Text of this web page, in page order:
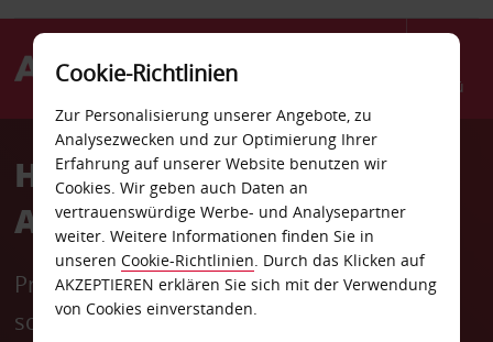
Menü
Holen Sie mehr aus Ihrer
Autoanmietung mit Avis
Profitieren Sie von kostenloser Stornierung,
schnellem Service, einem gratis
Cookie-Richtlinien
Zur Personalisierung unserer Angebote, zu
Analysezwecken und zur Optimierung Ihrer
Erfahrung auf unserer Website benutzen wir
Cookies. Wir geben auch Daten an
vertrauenswürdige Werbe- und Analysepartner
weiter. Weitere Informationen finden Sie in
unseren Cookie-Richtlinien. Durch das Klicken auf
AKZEPTIEREN erklären Sie sich mit der Verwendung
von Cookies einverstanden.